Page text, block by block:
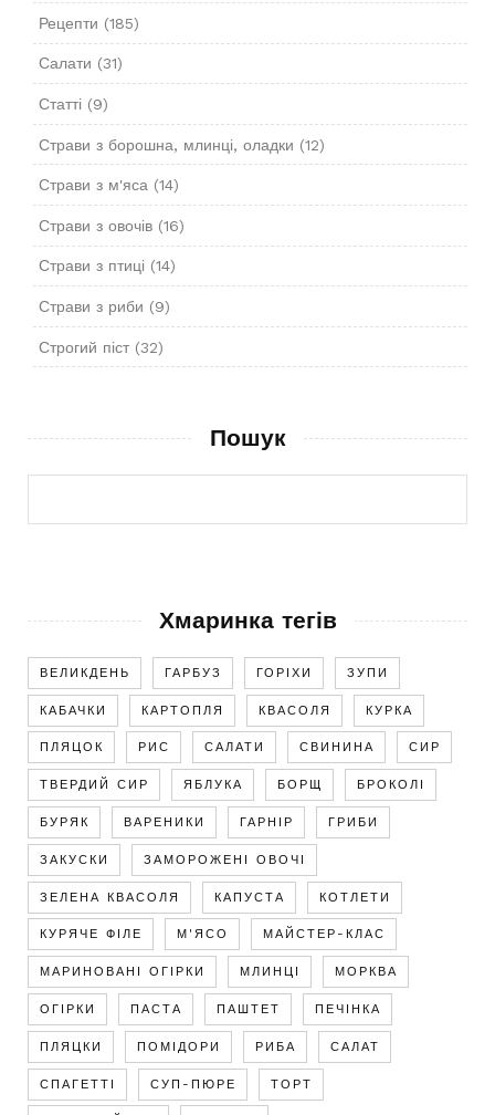
Рецепти (185)
Салати (31)
Статті (9)
Страви з борошна, млинці, оладки (12)
Страви з м'яса(14)
Страви з овочів(16)
Страви з птиці (14)
Страви з риби (9)
Строгий піст(32)
Пошук
Хмаринка тегів
ВЕЛИКДЕНЬ ГАРБУЗ ГОРІХИ ЗУПИ
КАБАЧКИ КАРТОПЛЯ КВАСОЛЯ КУРКА
ПЛЯЦОК РИС САЛАТИ СВИНИНА СИР
ТВЕРДИЙ СИР ЯБЛУКА БОРЩ БРОКОЛІ
БУРЯК ВАРЕНИКИ ГАРНІР ГРИБИ
ЗАКУСКИ ЗАМОРОЖЕНІ ОВОЧІ
ЗЕЛЕНА КВАСОЛЯ КАПУСТА КОТЛЕТИ
КУРЯЧЕ ФІЛЕ М'ЯСО МАЙСТЕР-КЛАС
МАРИНОВАНІ ОГІРКИ МЛИНЦІ МОРКВА
ОГІРКИ ПАСТА ПАШТЕТ ПЕЧІНКА
ПЛЯЦКИ ПОМІДОРИ РИБА САЛАТ
СПАГЕТТІ СУП-ПЮРЕ ТОРТ